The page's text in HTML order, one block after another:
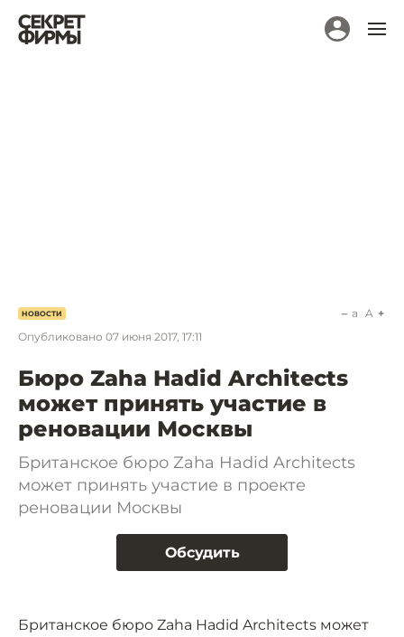
НОВОСТИ
Опубликовано 07 июня 2017, 17:11
a A
Бюро Zaha Hadid Architects
может принять участие в
реновации Москвы
Британское бюро Zaha Hadid Architects
может принять участие в проекте
реновации Москвы
Обсудить
Британское бюро Zaha Hadid Architects может